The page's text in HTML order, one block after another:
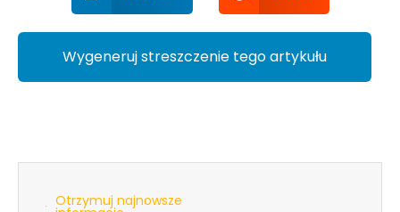
Wygeneruj streszczenie tego artykułu
Otrzymuj najnowsze